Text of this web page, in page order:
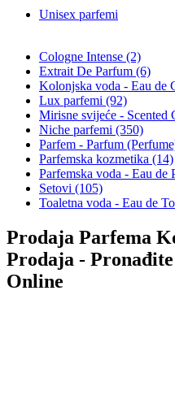
Unisex parfemi
Cologne Intense (2)
Extrait De Parfum (6)
Kolonjska voda - Eau de
Lux parfemi (92)
Mirisne svijeće - Scented
Niche parfemi (350)
Parfem - Parfum
Parfemska kozmetika (14)
Parfemska voda - Eau de
Setovi (105)
Toaletna voda - Eau de
Prodaja Parfema
Prodaja -
Online